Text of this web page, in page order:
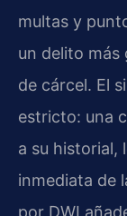
multas y
un delito más
de cárcel. El
estricto: una
a su historial,
inmediata de
por DWI